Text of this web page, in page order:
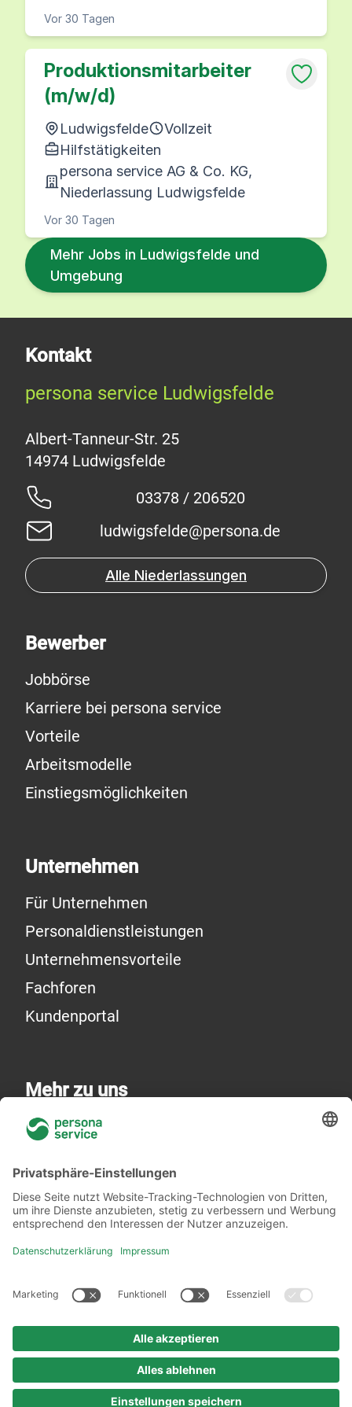
Vor 30 Tagen
Produktionsmitarbeiter
(m/w/d)
Ludwigsfelde
Vollzeit
Hilfstätigkeiten
persona service AG & Co. KG,
Niederlassung Ludwigsfelde
Vor 30 Tagen
Mehr Jobs in Ludwigsfelde und
Umgebung
Kontakt
persona service Ludwigsfelde
Albert-Tanneur-Str. 25
03378 / 206520
ludwigsfelde@persona.de
Alle Niederlassungen
Bewerber
Jobbörse
Karriere bei persona service
Vorteile
Arbeitsmodelle
Einstiegsmöglichkeiten
Unternehmen
Für Unternehmen
Personaldienstleistungen
Unternehmensvorteile
Fachforen
Kundenportal
Mehr zu uns
Über uns
Akademie
Rechtliches
Datenschutzerklärung
Urheberrechtshinweis